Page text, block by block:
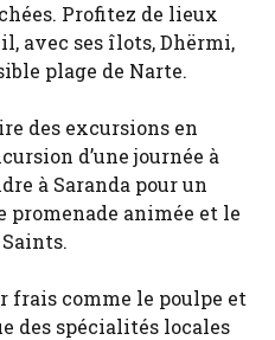
Profitez de lieux
avec ses îlots, Dhërmi,
plage de Narte.
des excursions en
d’une journée à
à Saranda pour un
promenade animée et le
frais comme le poulpe et
des spécialités locales